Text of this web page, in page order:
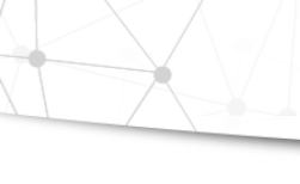
Pasar al contenido principal